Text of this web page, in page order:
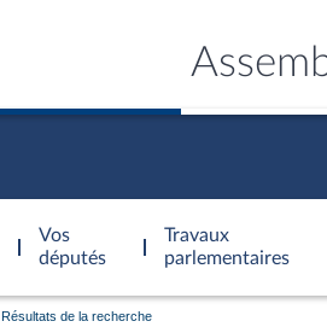
Vos
députés
Travaux
parlementaires
Résultats de la recherche